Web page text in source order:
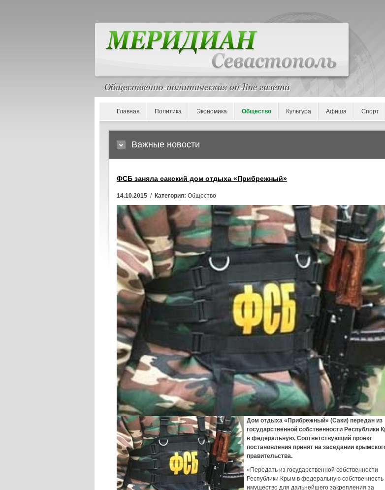
Главная Политика Экономика Общество Культура Афиша Спорт
Важные новости
ФСБ заняла сакский дом отдыха «Прибрежный»
14.10.2015 / Категория: Общество
Дом отдыха «Прибрежный» (Саки) передан из
государственной собственности Республики
в федеральную. Соответствующий проект
постановления принят на заседании
правительства.
«Передать из государственной собственности
Республики Крым в федеральную собственность
имущество для дальнейшего закрепления за